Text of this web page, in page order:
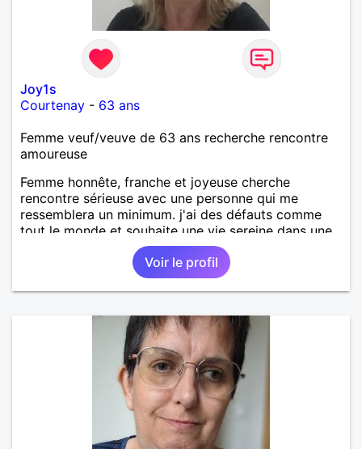
Joy1s
Courtenay - 63 ans
Femme veuf/veuve de 63 ans recherche rencontre
amoureuse
Femme honnête, franche et joyeuse cherche
rencontre sérieuse avec une personne qui me
ressemblera un minimum. j'ai des défauts comme
tout le monde et souhaite une vie sereine dans une
relation sur du long terme.
Voir le profil